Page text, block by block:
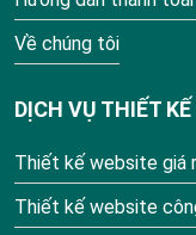
Về chúng tôi
DỊCH VỤ THIẾT
Thiết kế website giá
Thiết kế website